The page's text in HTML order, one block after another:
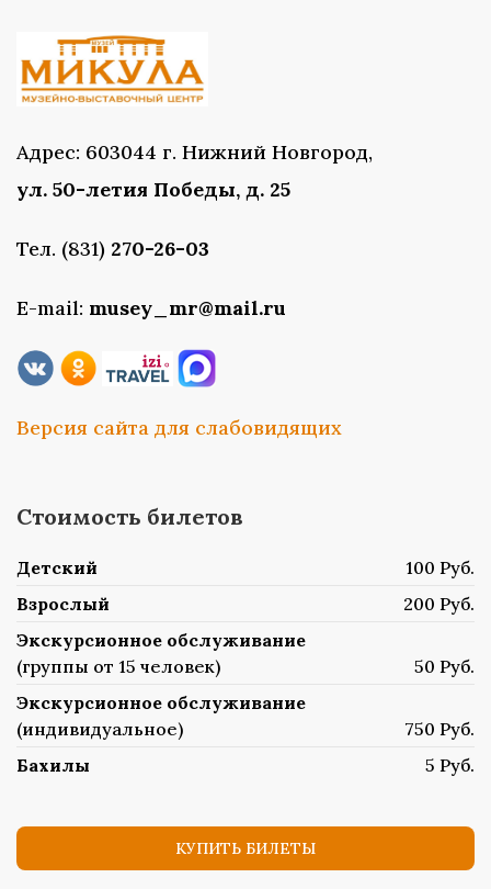
Адрес: 603044 г. Нижний Новгород,
ул. 50-летия Победы, д. 25
Тел. (831) 270-26-03
E-mail: musey_mr@mail.ru
Версия сайта для слабовидящих
Стоимость билетов
Детский
100 Руб.
Взрослый
200 Руб.
Экскурсионное обслуживание
(группы от 15 человек)
50 Руб.
Экскурсионное обслуживание
(индивидуальное)
750 Руб.
Бахилы
5 Руб.
КУПИТЬ БИЛЕТЫ